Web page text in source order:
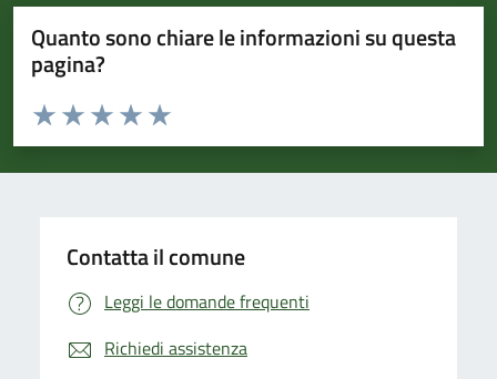
Quanto sono chiare le informazioni su questa
pagina?
Valuta da 1 a 5 stelle la pagina
Valuta 5 stelle su 5
Valuta 4 stelle su 5
Valuta 3 stelle su 5
Valuta 2 stelle su 5
Valuta 1 stelle su 5
Contatta il comune
Leggi le domande frequenti
Richiedi assistenza